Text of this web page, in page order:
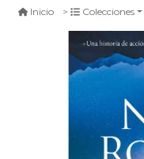
Inicio Colecciones